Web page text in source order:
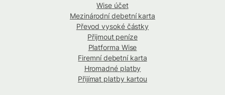
Wise účet
Mezinárodní debetní karta
Převod vysoké částky
Přijmout peníze
Platforma Wise
Firemní debetní karta
Hromadné platby
Přijímat platby kartou